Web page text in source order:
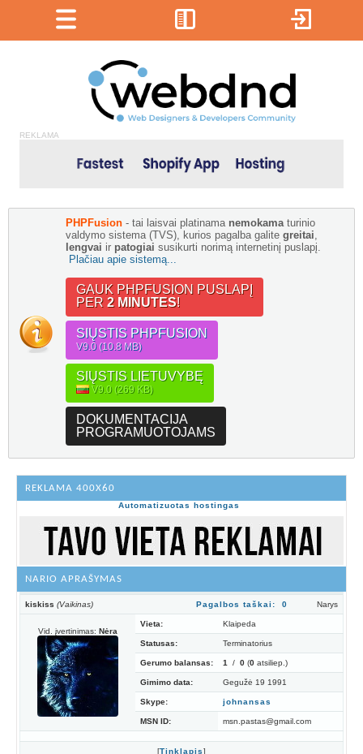
REKLAMA
PHPFusion - tai laisvai platinama nemokama turinio
valdymo sistema (TVS), kurios pagalba galite greitai
lengvai ir patogiai susikurti norimą internetinį puslapį.
Plačiau apie sistemą...
GAUK PHPFUSION PUSLAPĮ
PER 2 MINUTES!
SIŲSTIS PHPFUSION
V9.0 (10.8 MB)
SIŲSTIS LIETUVYBĘ
V9.0 (269 KB)
DOKUMENTACIJA
PROGRAMUOTOJAMS
REKLAMA 400X60
Automatizuotas hostingas
NARIO APRAŠYMAS
kiskiss (Vaikinas) Pagalbos taškai: 0 Narys
Vid. įvertinimas: Nėra
Vieta: Klaipeda
Statusas: Terminatorius
Gerumo balansas: 1 / 0 (0 atsiliep.)
Gimimo data: Gegužė 19 1991
Skype: johnansas
MSN ID: msn.pastas@gmail.com
[Tinklapis]